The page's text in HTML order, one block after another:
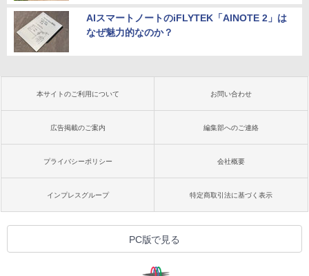
AIスマートノートのiFLYTEK「AINOTE 2」は
なぜ魅力的なのか？
本サイトのご利用について お問い合わせ
広告掲載のご案内 編集部へのご連絡
プライバシーポリシー 会社概要
インプレスグループ 特定商取引法に基づく表示
PC版で見る